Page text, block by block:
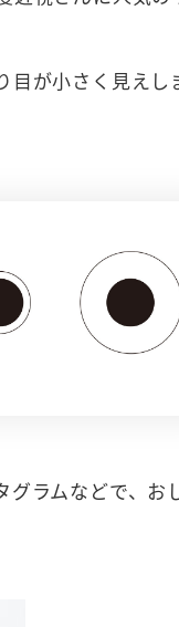
目が小さく見えし
グラムなどで、お